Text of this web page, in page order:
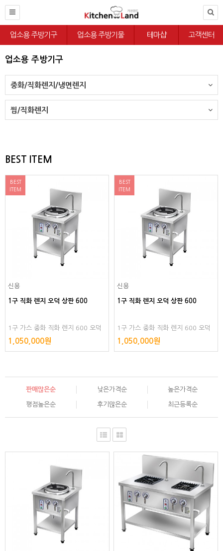
업소용 주방기구 업소용 주방기물 테마샵 고객센터
업소용 주방기구
중화/직화렌지/냉면렌지
찜/직화렌지
BEST ITEM
BEST
ITEM
신용
1구 직화 렌지 오덕 상판 600
1구 가스 중화 직화 렌지 600 오덕
상판 스텐 고화력 조리용 높은 테이
블형 스텐레스 스텐리스 스테인레스
1,050,000원
BEST
ITEM
신용
1구 직화 렌지 오덕 상판 600
1구 가스 중화 직화 렌지 600 오덕
상판 스텐 고화력 조리용 높은 테이
블형 스텐레스 스텐리스 스테인레스
1,050,000원
판매많은순 낮은가격순 높은가격순
평점높은순 후기많은순 최근등록순